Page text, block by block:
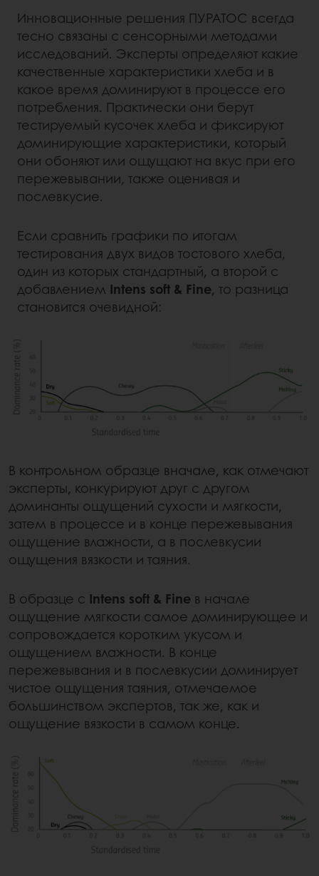
Инновационные решения ПУРАТОС всегда
тесно связаны с сенсорными методами
исследований. Эксперты определяют какие
качественные характеристики хлеба и в
какое время доминируют в процессе его
потребления. Практически они берут
тестируемый кусочек хлеба и фиксируют
доминирующие характеристики, который
они обоняют или ощущают на вкус при его
пережевывании, также оценивая и
послевкусие.
Если сравнить графики по итогам
тестирования двух видов тостового хлеба,
один из которых стандартный, а второй с
добавлением Intens soft & Fine, то разница
становится очевидной:
В контрольном образце вначале, как отмечают
эксперты, конкурируют друг с другом
доминанты ощущений сухости и мягкости,
затем в процессе и в конце пережевывания
ощущение влажности, а в послевкусии
ощущения вязкости и таяния.
В образце с Intens soft & Fine в начале
ощущение мягкости самое доминирующее и
сопровождается коротким укусом и
ощущением влажности. В конце
пережевывания и в послевкусии доминирует
чистое ощущения таяния, отмечаемое
большинством экспертов, так же, как и
ощущение вязкости в самом конце.